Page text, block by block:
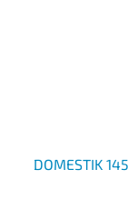
DOMESTIK